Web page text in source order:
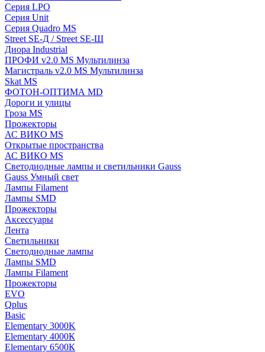
Серия LPO
Серия Unit
Серия Quadro MS
Street SE-Д / Street SE-Ш
Диора Industrial
ПРОФИ v2.0 MS Мультилинза
Магистраль v2.0 MS Мультилинза
Skat MS
ФОТОН-ОПТИМА MD
Дороги и улицы
Гроза MS
Прожекторы
АС ВИКО MS
Открытые пространства
АС ВИКО MS
Светодиодные лампы и светильники Gauss
Gauss Умный свет
Лампы Filament
Лампы SMD
Прожекторы
Аксессуары
Лента
Светильники
Светодиодные лампы
Лампы SMD
Лампы Filament
Прожекторы
EVO
Qplus
Basic
Elementary 3000K
Elementary 4000К
Elementary 6500К